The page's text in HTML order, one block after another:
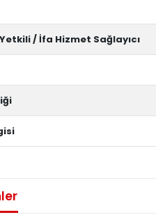
/ İfa Hizmet Sağlayıcı